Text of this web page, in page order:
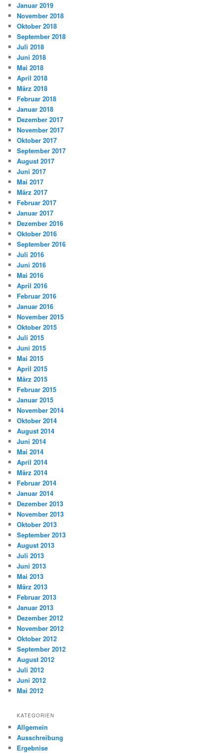
Januar 2019
November 2018
Oktober 2018
September 2018
Juli 2018
Juni 2018
Mai 2018
April 2018
März 2018
Februar 2018
Januar 2018
Dezember 2017
November 2017
Oktober 2017
September 2017
August 2017
Juni 2017
Mai 2017
März 2017
Februar 2017
Januar 2017
Dezember 2016
Oktober 2016
September 2016
Juli 2016
Juni 2016
Mai 2016
April 2016
Februar 2016
Januar 2016
November 2015
Oktober 2015
Juli 2015
Juni 2015
Mai 2015
April 2015
März 2015
Februar 2015
Januar 2015
November 2014
Oktober 2014
August 2014
Juni 2014
Mai 2014
April 2014
März 2014
Februar 2014
Januar 2014
Dezember 2013
November 2013
Oktober 2013
September 2013
August 2013
Juli 2013
Juni 2013
Mai 2013
März 2013
Februar 2013
Januar 2013
Dezember 2012
November 2012
Oktober 2012
September 2012
August 2012
Juli 2012
Juni 2012
Mai 2012
KATEGORIEN
Allgemein
Ausschreibung
Ergebnise